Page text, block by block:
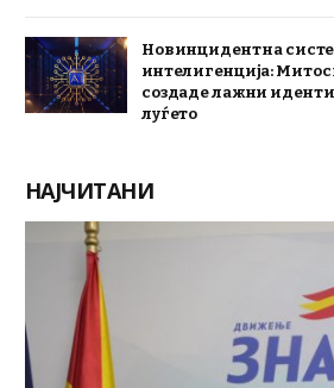
Нов инцидент на
интелигенција:
создаде лажни
луѓето
НАЈЧИТАНИ